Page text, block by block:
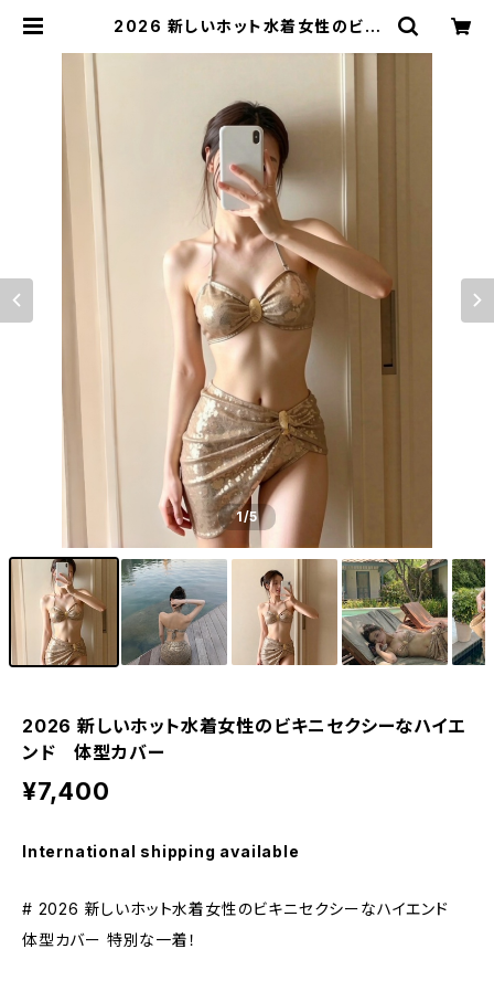
2026 新しいホット水着女性のビキ
1/5
2026 新しいホット水着女性のビキニセクシーなハイエ
ンド 体型カバー
¥7,400
International shipping available
# 2026 新しいホット水着女性のビキニセクシーなハイエンド
体型カバー 特別な一着！